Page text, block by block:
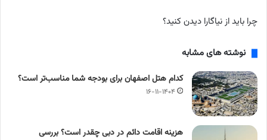
چرا باید از نیاگارا دیدن کنید؟
نوشته های مشابه
کدام هتل اصفهان برای بودجه شما مناسب‌تر است؟
۱۶-۱۱-۱۴۰۴
هزینه اقامت دائم در دبی چقدر است؟ بررسی